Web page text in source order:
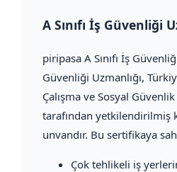
A Sınıfı İş Güvenliği
piripasa A Sınıfı İş
Güvenliği Uzmanlığı,
Çalışma ve Sosyal Güvenlik
tarafından yetkilendirilmiş
unvandır. Bu sertifikaya
Çok tehlikeli iş